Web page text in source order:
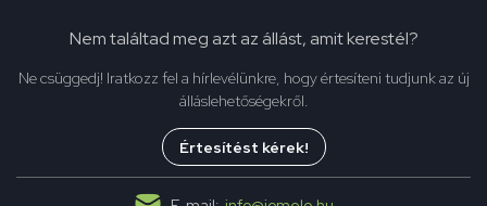
Nem találtad meg azt az állást, amit kerestél?
Ne csüggedj! Iratkozz fel a hírlevélünkre, hogy értesíteni tudjunk az új
álláslehetőségekről.
Értesítést kérek!